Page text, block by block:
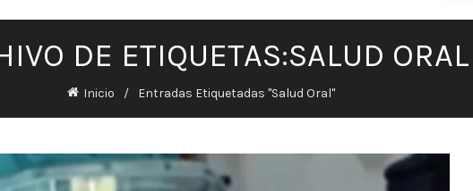
DE ETIQUETAS:SALUD ORAL
Inicio Entradas Etiquetadas "Salud Oral"